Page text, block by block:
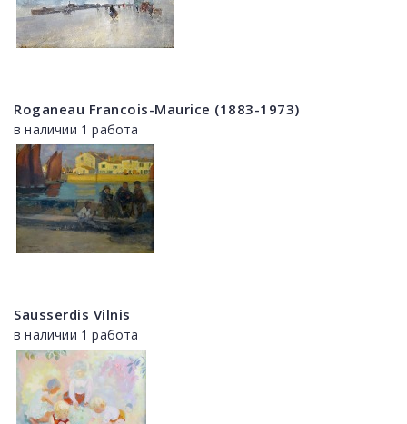
Roganeau Francois-Maurice (1883-1973)
в наличии 1 работа
Sausserdis Vilnis
в наличии 1 работа